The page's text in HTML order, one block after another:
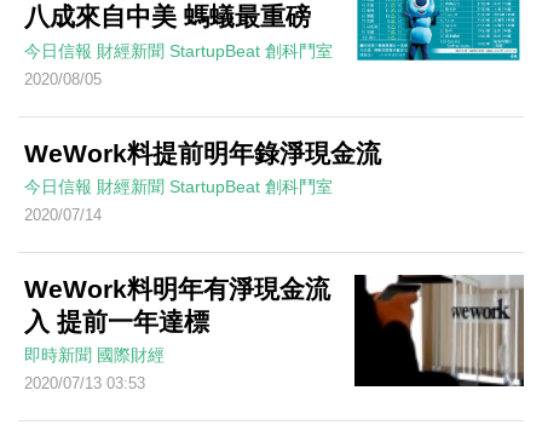
八成來自中美 螞蟻最重磅
今日信報 財經新聞 StartupBeat 創科鬥室
2020/08/05
WeWork料提前明年錄淨現金流
今日信報 財經新聞 StartupBeat 創科鬥室
2020/07/14
WeWork料明年有淨現金流
入 提前一年達標
即時新聞 國際財經
2020/07/13 03:53